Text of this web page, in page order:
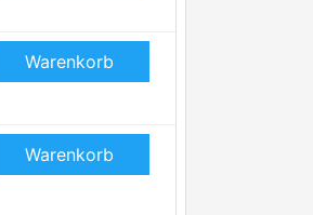
Warenkorb
Warenkorb